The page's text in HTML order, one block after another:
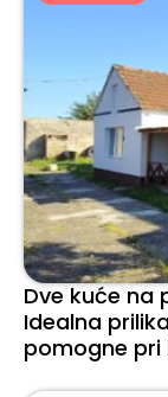
Dve kuće na
Idealna
pomogne pri